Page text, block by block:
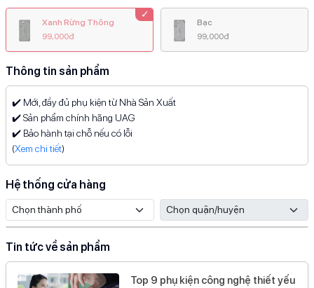
Xanh Rừng Thông
99,000đ
Bạc
99,000đ
Thông tin sản phẩm
✔️ Mới, đầy đủ phụ kiện từ Nhà Sản Xuất
✔️ Sản phẩm chính hãng UAG
✔️ Bảo hành tại chỗ nếu có lỗi
(Xem chi tiết)
Hệ thống cửa hàng
Tin tức về sản phẩm
Top 9 phụ kiện công nghệ thiết yếu